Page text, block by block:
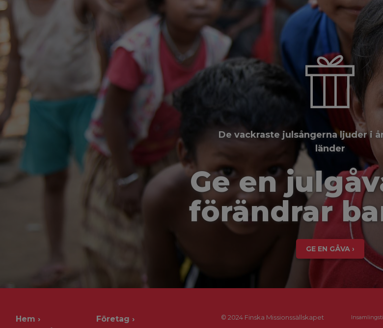
De vackraste julsångerna ljuder i
länder
Ge en
förändrar
GE EN GÅVA ›
Hem
Företag
© 2024 Finska Missionssällskapet